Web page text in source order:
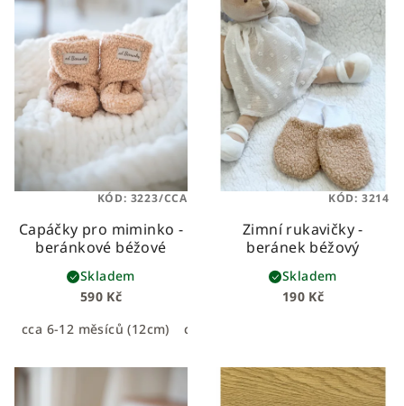
Capáčky pro miminko -
beránkové béžové
590 Kč
cca 6-12 měsíců (12cm)
cca 0-6 měsíců (11cm)
Skladem
KÓD: 3223/CCA
Zimní rukavičky -
beránek béžový
190 Kč
Skladem
KÓD: 3214